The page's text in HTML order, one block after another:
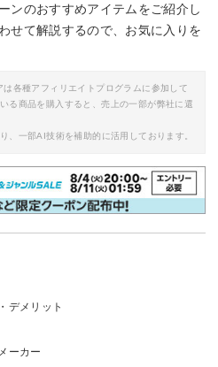
ンのおすすめアイテムをご紹介し
せて解説するので、お気に入りを
各種アフィリエイトプログラムに参加して
る商品を購入すると、売上の一部が弊社に還
、一部AI技術を補助的に活用しております。
デメリット
ーカー